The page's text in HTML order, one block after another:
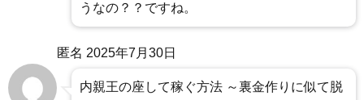
うなの？？ですね。
匿名 2025年7月30日
内親王の座して稼ぐ方法 ～裏金作りに似て脱